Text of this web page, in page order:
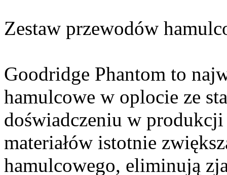
Zestaw przewodów
Goodridge Phantom to
hamulcowe w oplocie ze
doświadczeniu w
materiałów istotnie
hamulcowego, eliminują